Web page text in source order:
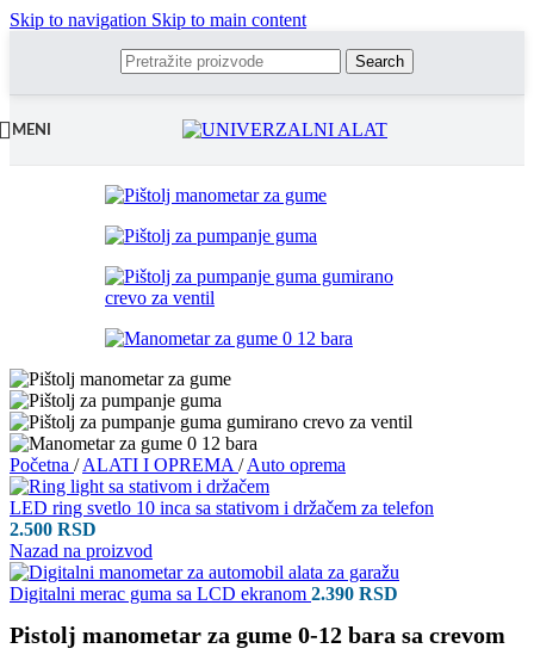
Skip to navigation Skip to main content
Search
MENI
Početna / ALATI I OPREMA / Auto oprema
LED ring svetlo 10 inca sa stativom i držačem za telefon
2.500 RSD
Nazad na proizvod
Digitalni merac guma sa LCD ekranom 2.390 RSD
Pistolj manometar za gume 0-12 bara sa crevom